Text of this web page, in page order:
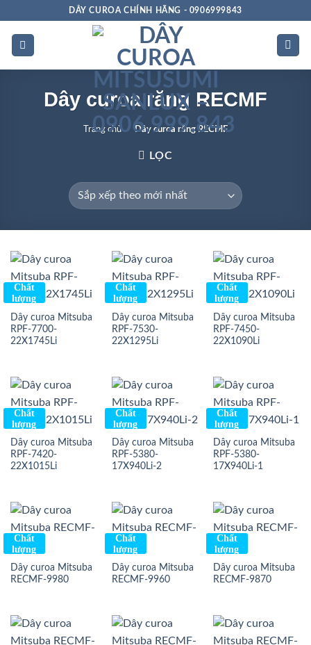
dung
DÂY CUROA CHÍNH HÃNG - 0906999843
Dây curoa răng RECMF
Trang chủ » Dây curoa răng RECMF
LỌC
Chất
lượng
Dây curoa Mitsuba
RPF-7700-
22X1745Li
Chất
lượng
Dây curoa Mitsuba
RPF-7530-
22X1295Li
Chất
lượng
Dây curoa Mitsuba
RPF-7450-
22X1090Li
Chất
lượng
Dây curoa Mitsuba
RPF-7420-
22X1015Li
Chất
lượng
Dây curoa Mitsuba
RPF-5380-
17X940Li-2
Chất
lượng
Dây curoa Mitsuba
RPF-5380-
17X940Li-1
Chất
lượng
Dây curoa Mitsuba
RECMF-9980
Chất
lượng
Dây curoa Mitsuba
RECMF-9960
Chất
lượng
Dây curoa Mitsuba
RECMF-9870